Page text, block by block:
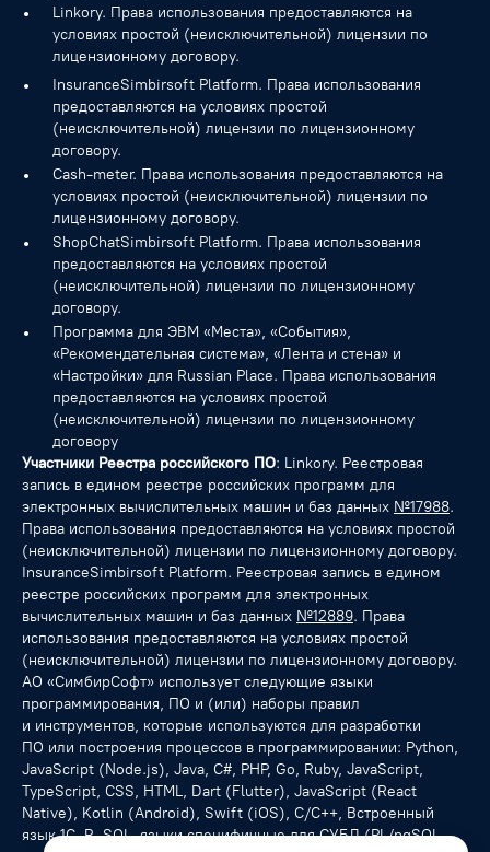
Linkory. Права использования предоставляются на
условиях простой (неисключительной) лицензии по
лицензионному договору.
InsuranceSimbirsoft Platform. Права использования
предоставляются на условиях простой
(неисключительной) лицензии по лицензионному
договору.
Cash-meter. Права использования предоставляются на
условиях простой (неисключительной) лицензии по
лицензионному договору.
ShopChatSimbirsoft Platform. Права использования
предоставляются на условиях простой
(неисключительной) лицензии по лицензионному
договору.
Программа для ЭВМ «Места», «События»,
«Рекомендательная система», «Лента и стена» и
«Настройки» для Russian Place. Права использования
предоставляются на условиях простой
(неисключительной) лицензии по лицензионному
договору
Участники Реестра российского ПО: Linkory. Реестровая
запись в едином реестре российских программ для
электронных вычислительных машин и баз данных №17988.
Права использования предоставляются на условиях простой
(неисключительной) лицензии по лицензионному договору.
InsuranceSimbirsoft Platform. Реестровая запись в едином
реестре российских программ для электронных
вычислительных машин и баз данных №12889. Права
использования предоставляются на условиях простой
(неисключительной) лицензии по лицензионному договору.
АО «СимбирСофт» использует следующие языки
программирования, ПО и (или) наборы правил
и инструментов, которые используются для разработки
ПО или построения процессов в программировании: Python,
JavaScript (Node.js), Java, C#, PHP, Go, Ruby, JavaScript,
TypeScript, CSS, HTML, Dart (Flutter), JavaScript (React
Native), Kotlin (Android), Swift (iOS), С/C++, Встроенный
язык 1С, R, SQL, языки специфичные для СУБД (PL/pgSQL